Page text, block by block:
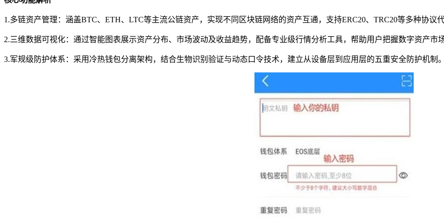
1.多链资产管理：涵盖BTC、ETH、LTC等主流公链资产，实现不同区块链网络的资产互通，支持ERC20、TRC20等多种协议
2.三维数据可视化：通过智能图表展示资产分布、市场波动及收益趋势，配备专业级行情分析工具，帮助用户把握数字资产市场
3.军规级防护体系：采用冷热钱包分离架构，结合生物识别验证与动态口令技术，建立从设备层到应用层的五重安全防护机制。